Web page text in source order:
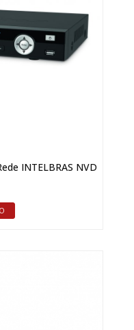
INTELBRAS NVD